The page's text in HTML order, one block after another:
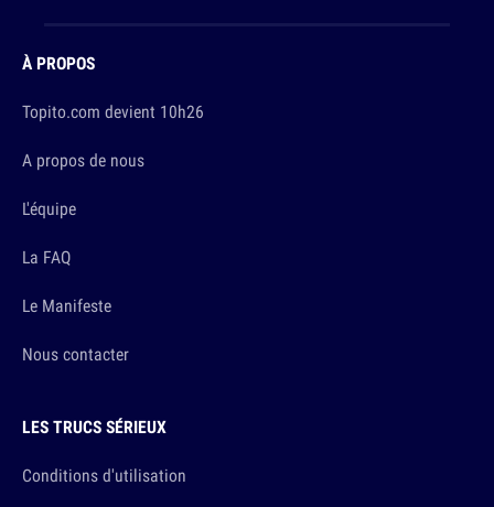
À PROPOS
Topito.com devient 10h26
A propos de nous
L'équipe
La FAQ
Le Manifeste
Nous contacter
LES TRUCS SÉRIEUX
Conditions d'utilisation